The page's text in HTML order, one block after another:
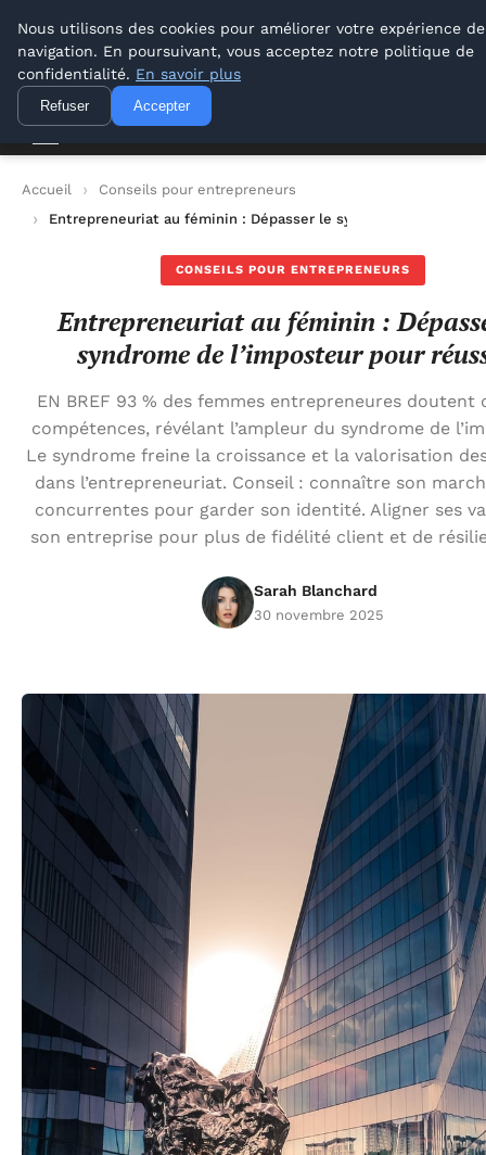
Lyon Photos
Lyon Photos
Accueil
Conseils pour entrepreneurs
Entrepreneuriat au féminin : Dépasser le syndrome de
CONSEILS POUR ENTREPRENEURS
Entrepreneuriat au féminin :
syndrome de l’imposteur pour
EN BREF 93 % des femmes entrepreneures doutent
compétences, révélant l’ampleur du syndrome de
Le syndrome freine la croissance et la valorisation
dans l’entrepreneuriat. Conseil : connaître son
concurrentes pour garder son identité. Aligner ses
son entreprise pour plus de fidélité client et de
Sarah Blanchard
30 novembre 2025
Nous utilisons des cookies pour améliorer votre expérience de
navigation. En poursuivant, vous acceptez notre politique de
confidentialité. En savoir plus
Refuser Accepter